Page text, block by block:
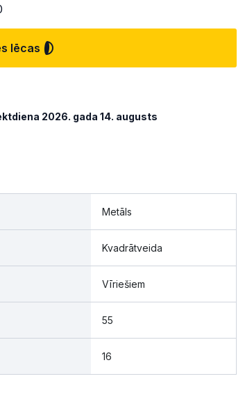
lēcas
2026. gada 14. augusts
Metāls
Kvadrātveida
Vīriešiem
55
16